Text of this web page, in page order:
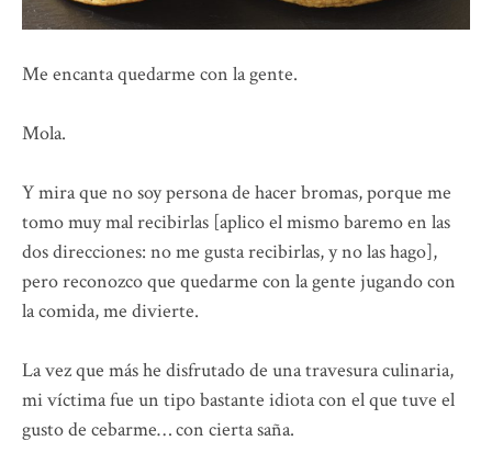
Me encanta quedarme con la gente.
Mola.
Y mira que no soy persona de hacer bromas, porque me
tomo muy mal recibirlas [aplico el mismo baremo en las
dos direcciones: no me gusta recibirlas, y no las hago],
pero reconozco que quedarme con la gente jugando con
la comida, me divierte.
La vez que más he disfrutado de una travesura culinaria,
mi víctima fue un tipo bastante idiota con el que tuve el
gusto de cebarme… con cierta saña.